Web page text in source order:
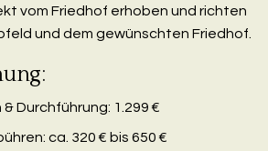
vom Friedhof erhoben und richten
und dem gewünschten Friedhof.
Durchführung: 1.299 €
ca. 320 € bis 650 €